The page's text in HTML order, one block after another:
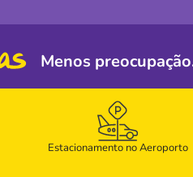
Menos
Estacionamento no Aeroporto